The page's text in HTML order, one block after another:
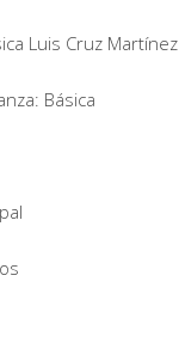
Luis Cruz Martínez
Básica